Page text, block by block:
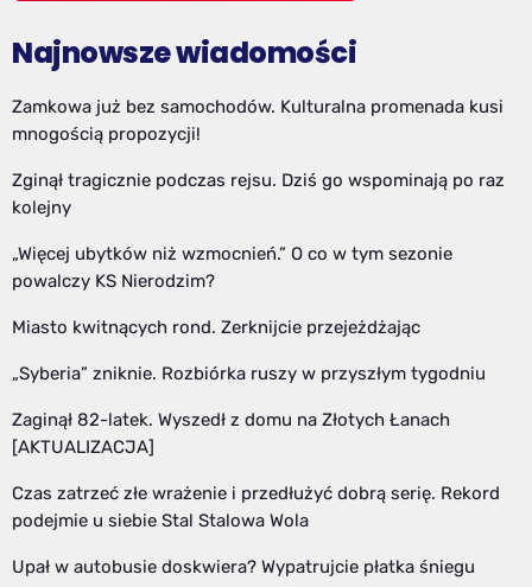
Najnowsze wiadomości
Zamkowa już bez samochodów. Kulturalna promenada kusi
mnogością propozycji!
Zginął tragicznie podczas rejsu. Dziś go wspominają po raz
kolejny
„Więcej ubytków niż wzmocnień.” O co w tym sezonie
powalczy KS Nierodzim?
Miasto kwitnących rond. Zerknijcie przejeżdżając
„Syberia” zniknie. Rozbiórka ruszy w przyszłym tygodniu
Zaginął 82-latek. Wyszedł z domu na Złotych Łanach
[AKTUALIZACJA]
Czas zatrzeć złe wrażenie i przedłużyć dobrą serię. Rekord
podejmie u siebie Stal Stalowa Wola
Upał w autobusie doskwiera? Wypatrujcie płatka śniegu